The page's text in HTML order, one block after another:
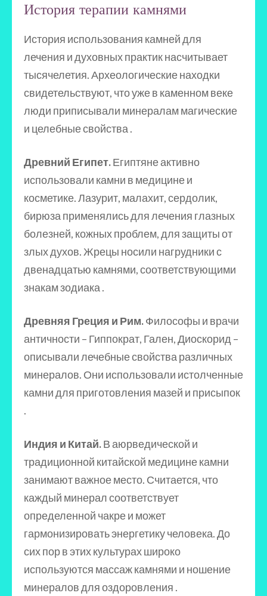
История терапии камнями
История использования камней для
лечения и духовных практик насчитывает
тысячелетия. Археологические находки
свидетельствуют, что уже в каменном веке
люди приписывали минералам магические
и целебные свойства .
Древний Египет.Египтяне активно
использовали камни в медицине и
косметике. Лазурит, малахит, сердолик,
бирюза применялись для лечения глазных
болезней, кожных проблем, для защиты от
злых духов. Жрецы носили нагрудники с
двенадцатью камнями, соответствующими
знакам зодиака .
Древняя Греция и Рим.Философы и врачи
античности – Гиппократ, Гален, Диоскорид –
описывали лечебные свойства различных
минералов. Они использовали истолченные
камни для приготовления мазей и присыпок
.
Индия и Китай.В аюрведической и
традиционной китайской медицине камни
занимают важное место. Считается, что
каждый минерал соответствует
определенной чакре и может
гармонизировать энергетику человека. До
сих пор в этих культурах широко
используются массаж камнями и ношение
минералов для оздоровления .